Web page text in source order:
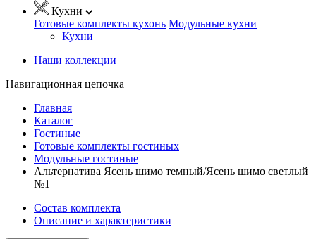
Кухни
Готовые комплекты кухонь Модульные кухни
Кухни
Наши коллекции
Навигационная цепочка
Главная
Каталог
Гостиные
Готовые комплекты гостиных
Модульные гостиные
Альтернатива Ясень шимо темный/Ясень шимо светлый
№1
Состав комплекта
Описание и характеристики